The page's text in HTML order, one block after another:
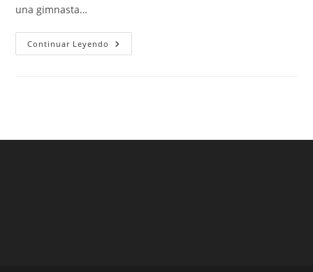
una gimnasta…
Continuar Leyendo Camiseta
Mexico